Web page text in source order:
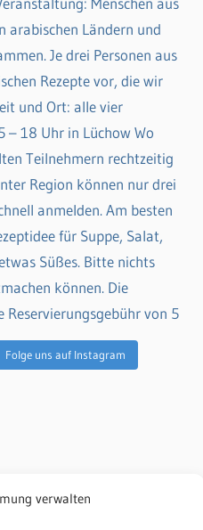
verwalten
Folge uns auf Instagram